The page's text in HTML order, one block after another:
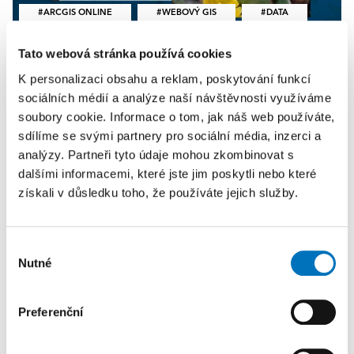
Tato webová stránka používá cookies
K personalizaci obsahu a reklam, poskytování funkcí
sociálních médií a analýze naší návštěvnosti využíváme
soubory cookie. Informace o tom, jak náš web používáte,
sdílíme se svými partnery pro sociální média, inzerci a
analýzy. Partneři tyto údaje mohou zkombinovat s
dalšími informacemi, které jste jim poskytli nebo které
získali v důsledku toho, že používáte jejich služby.
souhlasu
Nutné
Preferenční
ARCGIS ONLINE WEBOVÝ GIS DATA
DATA
Použijte data iNaturalist v systému
ArcGIS
Co umí iNaturalist? Představte si, že během
procházky uvidíte zajímavou rostlinu, houbu
či neznámého živočicha a chtěli byste hned určit,
co jste právě našli. S aplikací iNaturalist je to